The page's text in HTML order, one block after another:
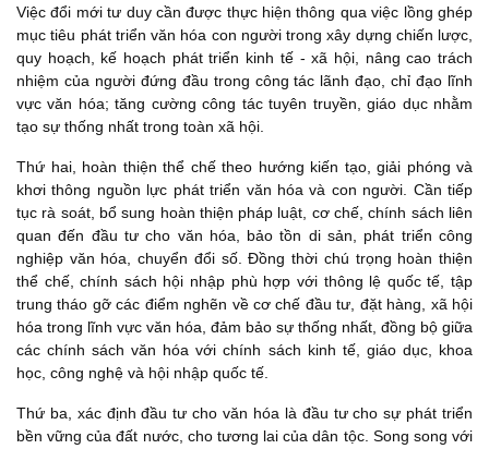
Việc đổi mới tư duy cần được thực hiện thông qua việc lồng ghép
mục tiêu phát triển văn hóa con người trong xây dựng chiến lược,
quy hoạch, kế hoạch phát triển kinh tế - xã hội, nâng cao trách
nhiệm của người đứng đầu trong công tác lãnh đạo, chỉ đạo lĩnh
vực văn hóa; tăng cường công tác tuyên truyền, giáo dục nhằm
tạo sự thống nhất trong toàn xã hội.
Thứ hai, hoàn thiện thể chế theo hướng kiến tạo, giải phóng và
khơi thông nguồn lực phát triển văn hóa và con người. Cần tiếp
tục rà soát, bổ sung hoàn thiện pháp luật, cơ chế, chính sách liên
quan đến đầu tư cho văn hóa, bảo tồn di sản, phát triển công
nghiệp văn hóa, chuyển đổi số. Đồng thời chú trọng hoàn thiện
thể chế, chính sách hội nhập phù hợp với thông lệ quốc tế, tập
trung tháo gỡ các điểm nghẽn về cơ chế đầu tư, đặt hàng, xã hội
hóa trong lĩnh vực văn hóa, đảm bảo sự thống nhất, đồng bộ giữa
các chính sách văn hóa với chính sách kinh tế, giáo dục, khoa
học, công nghệ và hội nhập quốc tế.
Thứ ba, xác định đầu tư cho văn hóa là đầu tư cho sự phát triển
bền vững của đất nước, cho tương lai của dân tộc. Song song với